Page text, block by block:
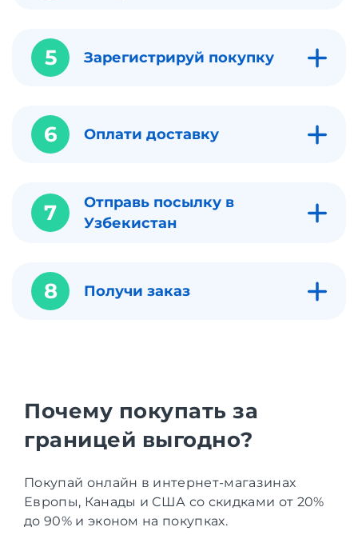
5 Зарегистрируй покупку
6 Оплати доставку
7
Отправь посылку в
Узбекистан
8 Получи заказ
Почему покупать за
границей выгодно?
Покупай онлайн в интернет-магазинах
Европы, Канады и США со скидками от 20%
до 90% и эконом на покупках.